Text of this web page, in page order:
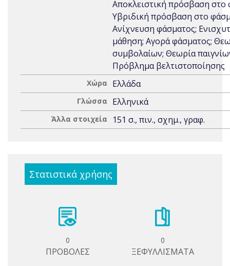
Αποκλειστική πρόσβαση στο
Υβριδική πρόσβαση στο
Ανίχνευση φάσματος;
μάθηση; Αγορά φάσματος;
συμβολαίων; Θεωρία
Πρόβλημα βελτιστοποίησης
Χώρα Ελλάδα
Γλώσσα Ελληνικά
Άλλα στοιχεία 151 σ., πιν., σχημ., γραφ.
Στατιστικά χρήσης
0
ΠΡΟΒΟΛΕΣ
0
ΞΕΦΥΛΛΙΣΜΑΤΑ